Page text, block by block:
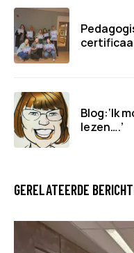
Blog:‘Ik
lezen….’
GERELATEERDE